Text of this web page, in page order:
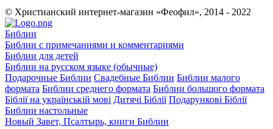
© Христианский интернет-магазин «Феофил», 2014 - 2022
Библии
Библии с примечаниями и комментариями
Библии для детей
Библии на русском языке (обычные)
Подарочные Библии Свадебные Библии Библии малого
формата Библии среднего формата Библии большого формата
Біблії на українській мові Дитячі Біблії Подарункові Біблії
Библии настольные
Новый Завет, Псалтырь, книги Библии